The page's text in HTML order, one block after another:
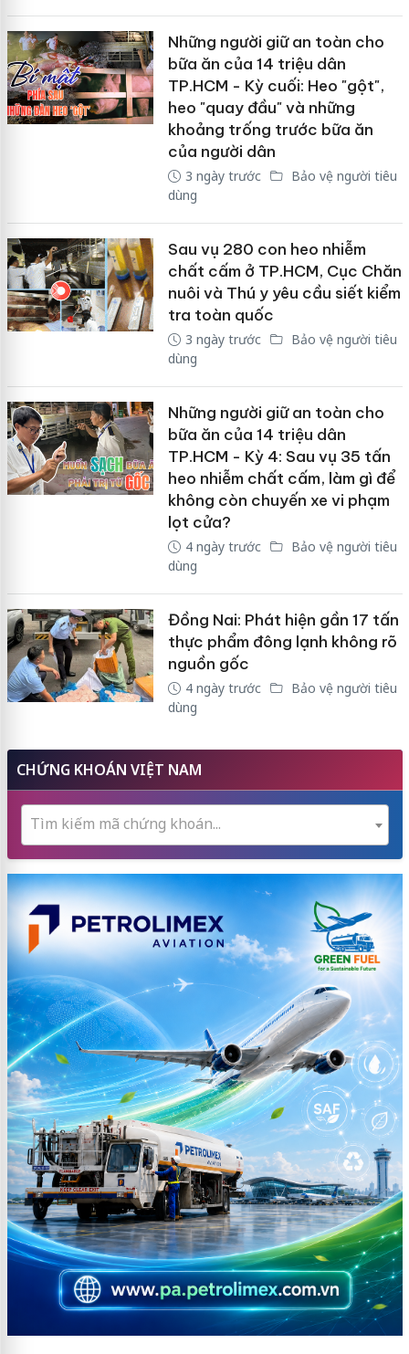
Những người giữ an toàn cho
bữa ăn của 14 triệu dân
TP.HCM - Kỳ cuối: Heo "gột",
heo "quay đầu" và những
khoảng trống trước bữa ăn
của người dân
3 ngày trước
Bảo vệ người tiêu
dùng
Sau vụ 280 con heo nhiễm
chất cấm ở TP.HCM, Cục Chăn
nuôi và Thú y yêu cầu siết kiểm
tra toàn quốc
3 ngày trước
Bảo vệ người tiêu
dùng
Những người giữ an toàn cho
bữa ăn của 14 triệu dân
TP.HCM - Kỳ 4: Sau vụ 35 tấn
heo nhiễm chất cấm, làm gì để
không còn chuyến xe vi phạm
lọt cửa?
4 ngày trước
Bảo vệ người tiêu
dùng
Đồng Nai: Phát hiện gần 17 tấn
thực phẩm đông lạnh không rõ
nguồn gốc
4 ngày trước
Bảo vệ người tiêu
dùng
CHỨNG KHOÁN VIỆT NAM
Tìm kiếm mã chứng khoán...